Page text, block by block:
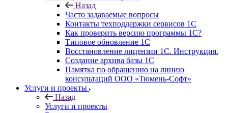
Назад
Часто задаваемые вопросы
Контакты техподдержки сервисов 1С
Как проверить версию программы 1С?
Типовое обновление 1С
Восстановление лицензии 1С. Инструкция.
Создание архива базы 1С
Памятка по обращению на линию
консультаций ООО «Тюмень-Софт»
Услуги и проекты
Назад
Услуги и проекты